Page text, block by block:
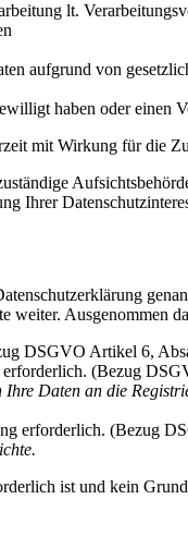
lt.
aufgrund von
haben oder einen
mit Wirkung für die
Ihrer
weiter. Ausgenommen
DSGVO Artikel 6,
(Bezug
Daten an die
erforderlich. (Bezug
ist und kein